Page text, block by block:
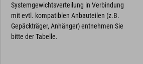
Systemgewichtsverteilung in Verbindung
mit evtl. kompatiblen Anbauteilen (z.B.
Gepäckträger, Anhänger) entnehmen Sie
bitte der Tabelle.